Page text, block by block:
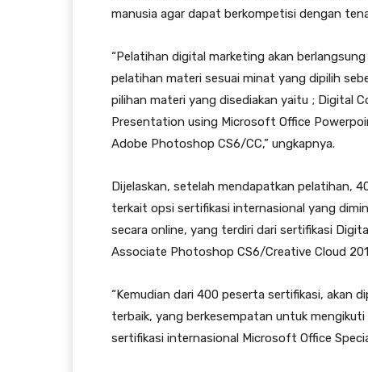
manusia agar dapat berkompetisi dengan
“Pelatihan digital marketing akan
pelatihan materi sesuai minat yang dipilih
pilihan materi yang disediakan yaitu ; Digital
Presentation using Microsoft Office
Adobe Photoshop CS6/CC,” ungkapnya.
Dijelaskan, setelah mendapatkan pelatihan,
terkait opsi sertifikasi internasional yang
secara online, yang terdiri dari sertifikasi
Associate Photoshop CS6/Creative Cloud
“Kemudian dari 400 peserta sertifikasi, akan
terbaik, yang berkesempatan untuk
sertifikasi internasional Microsoft Office